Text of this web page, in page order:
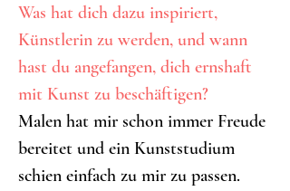
Was hat dich dazu inspiriert,
Künstlerin zu werden, und wann
hast du angefangen, dich ernshaft
mit Kunst zu beschäftigen?
Malen hat mir schon immer Freude
bereitet und ein Kunststudium
schien einfach zu mir zu passen.